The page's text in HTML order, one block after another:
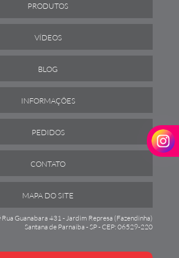
PRODUTOS
VÍDEOS
BLOG
INFORMAÇÕES
PEDIDOS
CONTATO
MAPA DO SITE
Rua Guanabara 431 - Jardim Represa (Fazendinha)
Santana de Parnaiba - SP - CEP: 06529-220